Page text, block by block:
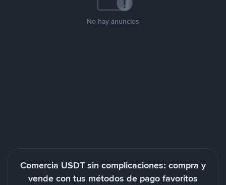
No hay anuncios
Comercia USDT sin complicaciones: compra y
vende con tus métodos de pago favoritos